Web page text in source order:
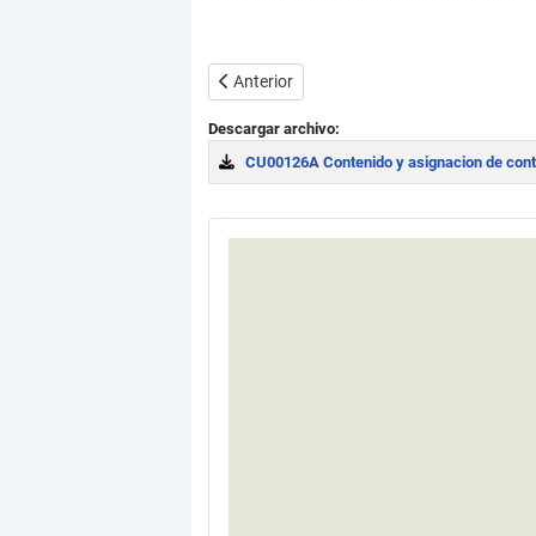
Artículo anterior: Concepto y nombres de
Anterior
Descargar archivo:
CU00126A Contenido y asignacion de